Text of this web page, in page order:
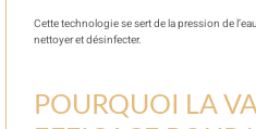
Cette technologie se sert de la pression de
nettoyer et désinfecter.
POURQUOI LA